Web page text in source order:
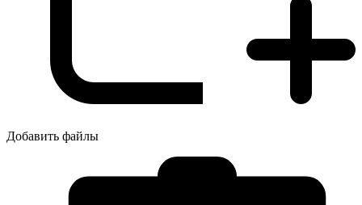
Добавить файлы